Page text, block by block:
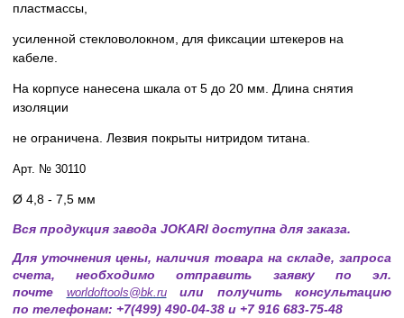
пластмассы,
усиленной стекловолокном, для фиксации штекеров на
кабеле.
На корпусе нанесена шкала от 5 до 20 мм. Длина снятия
изоляции
не ограничена. Лезвия покрыты нитридом титана.
Арт. № 30110
Ø 4,8 - 7,5 мм
Вся продукция завода JOKARI доступна для заказа.
Для уточнения цены, наличия товара на складе, запроса
счета, необходимо отправить заявку по эл.
почте worldoftools@bk.ruили получить консультацию
по телефонам: +7(499) 490-04-38 и +7 916 683-75-48